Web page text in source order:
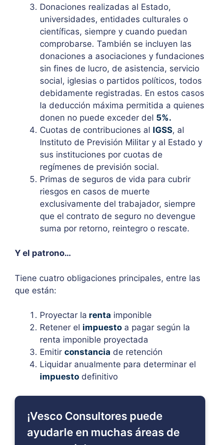
Donaciones realizadas al Estado,
universidades, entidades culturales o
científicas, siempre y cuando puedan
comprobarse. También se incluyen las
donaciones a asociaciones y fundaciones
sin fines de lucro, de asistencia, servicio
social, iglesias o partidos políticos, todos
debidamente registradas. En estos casos
la deducción máxima permitida a quienes
donen no puede exceder del 5%.
Cuotas de contribuciones al IGSS, al
Instituto de Previsión Militar y al Estado y
sus instituciones por cuotas de
regímenes de previsión social.
Primas de seguros de vida para cubrir
riesgos en casos de muerte
exclusivamente del trabajador, siempre
que el contrato de seguro no devengue
suma por retorno, reintegro o rescate.
Y el patrono…
Tiene cuatro obligaciones principales, entre las
que están:
Proyectar la renta imponible
Retener el impuesto a pagar según la
renta imponible proyectada
Emitir constancia de retención
Liquidar anualmente para determinar el
impuesto definitivo
¡Vesco Consultores puede
ayudarle en muchas áreas de